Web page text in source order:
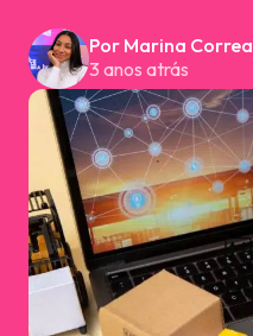
Por Marina Correa
3 anos atrás